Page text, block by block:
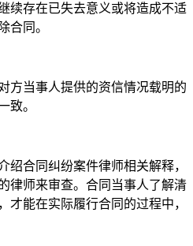
续存在已失去意义或将造成不适
合同。
方当事人提供的资信情况载明的
致。
绍合同纠纷案件律师相关解释，
律师来审查。合同当事人了解清
才能在实际履行合同的过程中，